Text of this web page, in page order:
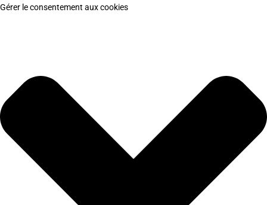
Gérer le consentement aux cookies